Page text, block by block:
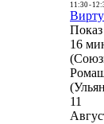
11:30-
16
11